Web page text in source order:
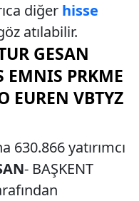
diğer hisse
atılabilir.
GESAN
EMNIS PRKME
EUREN VBTYZ
630.866 yatırımcı
- BAŞKENT